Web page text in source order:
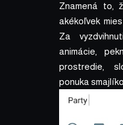
Znamená to,
akékoľvek
Za
animácie,
prostredie,
ponuka